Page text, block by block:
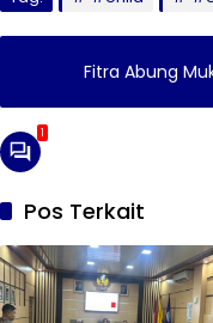
Fitra Abung
1
Pos Terkait